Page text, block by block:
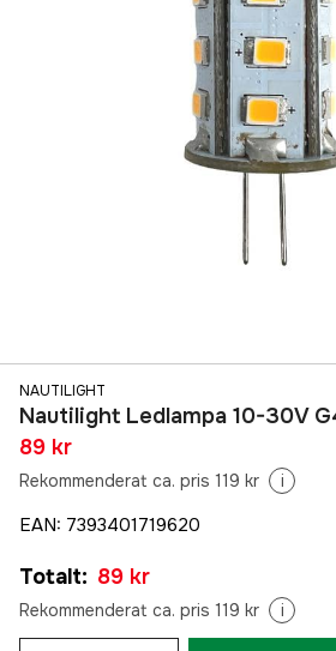
NAUTILIGHT
Nautilight Ledlampa 10-30V
89 kr
Rekommenderat ca. pris 119 kr i
EAN: 7393401719620
Totalt: 89 kr
Rekommenderat ca. pris 119 kr i